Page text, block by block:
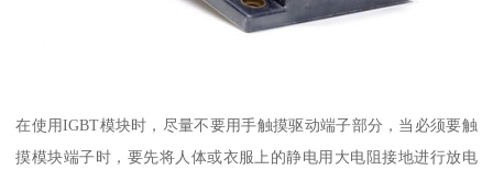
在使用IGBT模块时，尽量不要用手触摸驱动端子部分，当必须要触
摸模块端子时，要先将人体或衣服上的静电用大电阻接地进行放电